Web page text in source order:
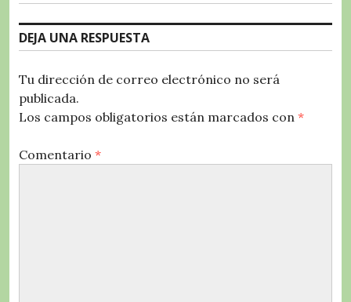
DEJA UNA RESPUESTA
Tu dirección de correo electrónico no será
publicada.
Los campos obligatorios están marcados con *
Comentario *